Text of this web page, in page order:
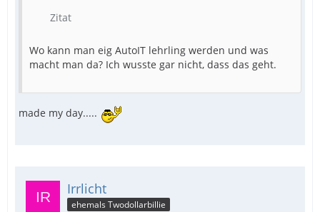
Zitat
Wo kann man eig AutoIT lehrling werden und was
macht man da? Ich wusste gar nicht, dass das geht.
made my day.....
Irrlicht
ehemals Twodollarbillie